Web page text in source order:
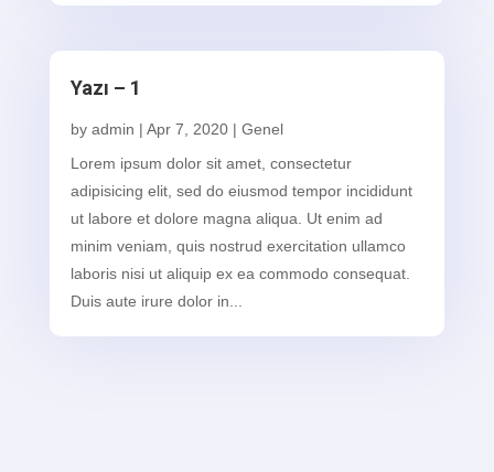
Yazı – 1
by admin | Apr 7, 2020| Genel
Lorem ipsum dolor sit amet, consectetur
adipisicing elit, sed do eiusmod tempor incididunt
ut labore et dolore magna aliqua. Ut enim ad
minim veniam, quis nostrud exercitation ullamco
laboris nisi ut aliquip ex ea commodo consequat.
Duis aute irure dolor in...